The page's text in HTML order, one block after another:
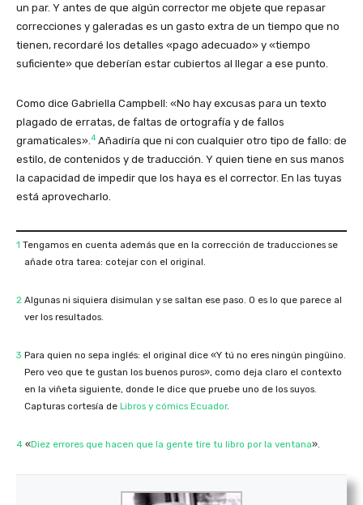
un par. Y antes de que algún corrector me objete que repasar
correcciones y galeradas es un gasto extra de un tiempo que no
tienen, recordaré los detalles «pago adecuado» y «tiempo
suficiente» que deberían estar cubiertos al llegar a ese punto.
Como dice Gabriella Campbell: «No hay excusas para un texto
plagado de erratas, de faltas de ortografía y de fallos
gramaticales». 4 Añadiría que ni con cualquier otro tipo de fallo: de
estilo, de contenidos y de traducción. Y quien tiene en sus manos
la capacidad de impedir que los haya es el corrector. En las tuyas
está aprovecharlo.
1 Tengamos en cuenta además que en la corrección de traducciones se
añade otra tarea: cotejar con el original.
2 Algunas ni siquiera disimulan y se saltan ese paso. O es lo que parece al
ver los resultados.
3 Para quien no sepa inglés: el original dice «Y tú no eres ningún pingüino.
Pero veo que te gustan los buenos puros», como deja claro el contexto
en la viñeta siguiente, donde le dice que pruebe uno de los suyos.
Capturas cortesía de Libros y cómics Ecuador.
4 «Diez errores que hacen que la gente tire tu libro por la ventana».